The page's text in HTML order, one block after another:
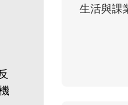
習，無痛銜接上小學。